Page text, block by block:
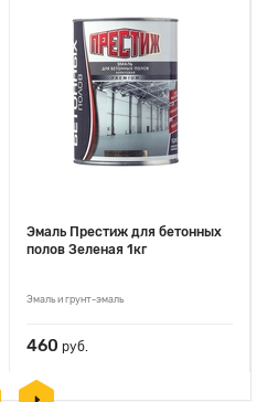
Эмаль Престиж для бетонных
полов Зеленая 1кг
Эмаль и грунт-эмаль
460 руб.